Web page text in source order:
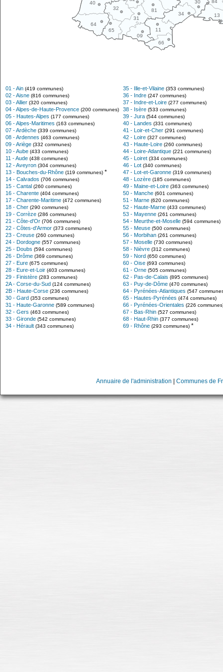
11
13
30
31
32
34
40
64
65
66
09
81
84
01 - Ain (419 communes)
02 - Aisne (816 communes)
03 - Allier (320 communes)
04 - Alpes-de-Haute-Provence (200 communes)
05 - Hautes-Alpes (177 communes)
06 - Alpes-Maritimes (163 communes)
07 - Ardèche (339 communes)
08 - Ardennes (463 communes)
09 - Ariège (332 communes)
10 - Aube (433 communes)
11 - Aude (438 communes)
12 - Aveyron (304 communes)
13 - Bouches-du-Rhône (119 communes) *
14 - Calvados (706 communes)
15 - Cantal (260 communes)
16 - Charente (404 communes)
17 - Charente-Maritime (472 communes)
18 - Cher (290 communes)
19 - Corrèze (286 communes)
21 - Côte-d'Or (706 communes)
22 - Côtes-d'Armor (373 communes)
23 - Creuse (260 communes)
24 - Dordogne (557 communes)
25 - Doubs (594 communes)
26 - Drôme (369 communes)
27 - Eure (675 communes)
28 - Eure-et-Loir (403 communes)
29 - Finistère (283 communes)
2A - Corse-du-Sud (124 communes)
2B - Haute-Corse (236 communes)
30 - Gard (353 communes)
31 - Haute-Garonne (589 communes)
32 - Gers (463 communes)
33 - Gironde (542 communes)
34 - Hérault (343 communes)
35 - Ille-et-Vilaine (353 communes)
36 - Indre (247 communes)
37 - Indre-et-Loire (277 communes)
38 - Isère (533 communes)
39 - Jura (544 communes)
40 - Landes (331 communes)
41 - Loir-et-Cher (291 communes)
42 - Loire (327 communes)
43 - Haute-Loire (260 communes)
44 - Loire-Atlantique (221 communes)
45 - Loiret (334 communes)
46 - Lot (340 communes)
47 - Lot-et-Garonne (319 communes)
48 - Lozère (185 communes)
49 - Maine-et-Loire (363 communes)
50 - Manche (601 communes)
51 - Marne (620 communes)
52 - Haute-Marne (433 communes)
53 - Mayenne (261 communes)
54 - Meurthe-et-Moselle (594 communes)
55 - Meuse (500 communes)
56 - Morbihan (261 communes)
57 - Moselle (730 communes)
58 - Nièvre (312 communes)
59 - Nord (650 communes)
60 - Oise (693 communes)
61 - Orne (505 communes)
62 - Pas-de-Calais (895 communes)
63 - Puy-de-Dôme (470 communes)
64 - Pyrénées-Atlantiques (547
65 - Hautes-Pyrénées (474 communes)
66 - Pyrénées-Orientales (226
67 - Bas-Rhin (527 communes)
68 - Haut-Rhin (377 communes)
69 - Rhône (293 communes) *
Annuaire de l'administration Communes de